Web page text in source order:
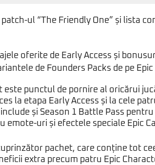
ul “The Friendly One” și lista
oferite de Early Access și
de Founders Packs de pe Epic
este punctul de pornire al oricărui
la etapa Early Access și la cele
și Season 1 Battle Pass
emote-uri și efectele speciale Epic
pachet, care conține tot
extra precum patru Epic